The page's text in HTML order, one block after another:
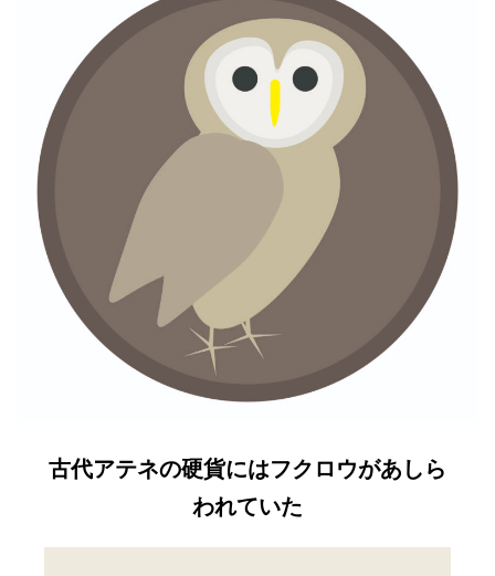
古代アテネの硬貨にはフクロウがあしら
われていた